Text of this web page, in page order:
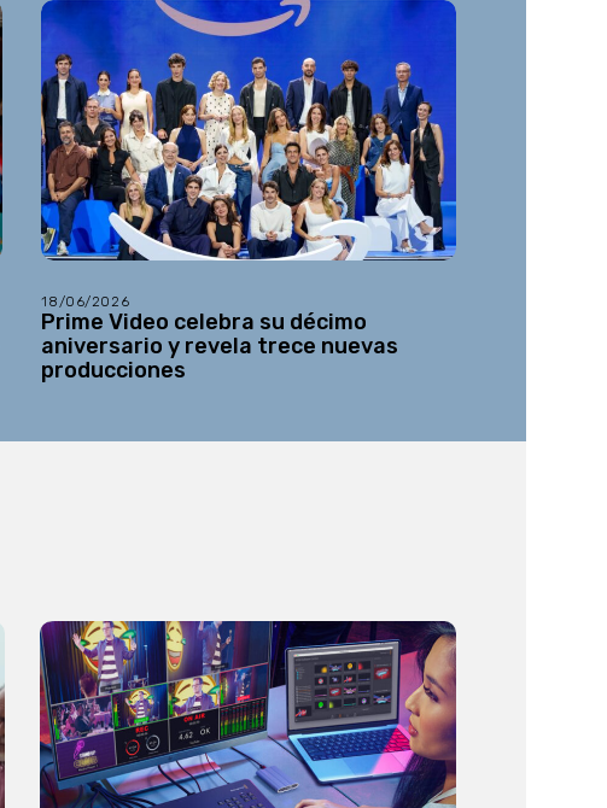
18/06/2026
Prime Video celebra su décimo
aniversario y revela trece nuevas
producciones